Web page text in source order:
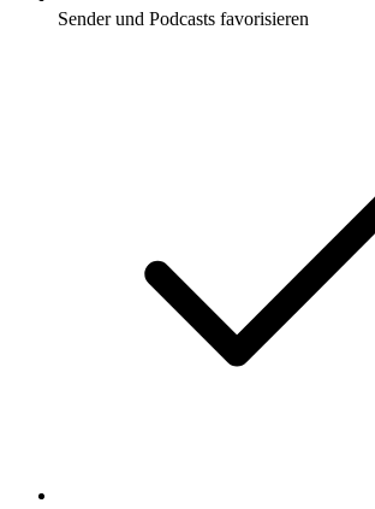
Sender und Podcasts favorisieren